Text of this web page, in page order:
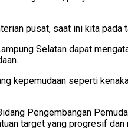
pusat, saat ini kita pada
Selatan dapat
kepemudaan seperti
Pengembangan
target yang progresif dan